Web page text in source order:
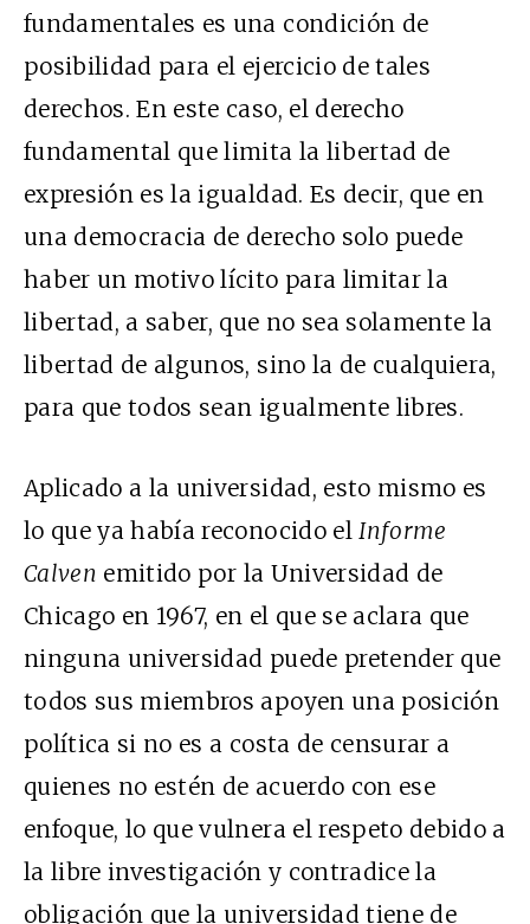
fundamentales es una condición de
posibilidad para el ejercicio de tales
derechos. En este caso, el derecho
fundamental que limita la libertad de
expresión es la igualdad. Es decir, que en
una democracia de derecho solo puede
haber un motivo lícito para limitar la
libertad, a saber, que no sea solamente la
libertad de algunos, sino la de cualquiera,
para que todos sean igualmente libres.
Aplicado a la universidad, esto mismo es
lo que ya había reconocido elInforme
Calven emitido por la Universidad de
Chicago en 1967, en el que se aclara que
ninguna universidad puede pretender que
todos sus miembros apoyen una posición
política si no es a costa de censurar a
quienes no estén de acuerdo con ese
enfoque, lo que vulnera el respeto debido a
la libre investigación y contradice la
obligación que la universidad tiene de